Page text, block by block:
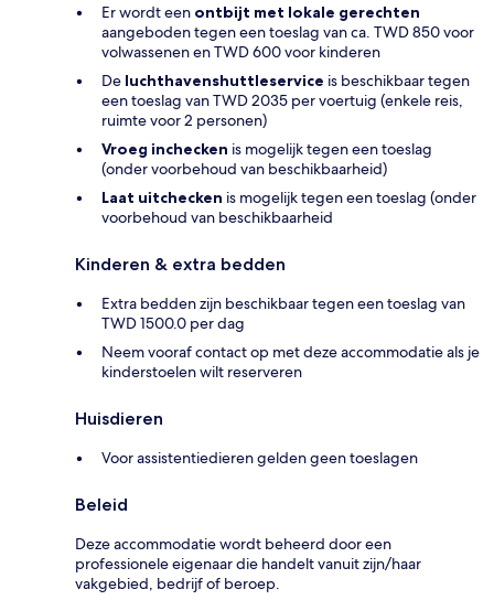
Er wordt een ontbijt met lokale gerechten
aangeboden tegen een toeslag van ca. TWD 850 voor
volwassenen en TWD 600 voor kinderen
De luchthavenshuttleservice is beschikbaar tegen
een toeslag van TWD 2035 per voertuig (enkele reis,
ruimte voor 2 personen)
Vroeg inchecken is mogelijk tegen een toeslag
(onder voorbehoud van beschikbaarheid)
Laat uitchecken is mogelijk tegen een toeslag (onder
voorbehoud van beschikbaarheid
Kinderen & extra bedden
Extra bedden zijn beschikbaar tegen een toeslag van
TWD 1500.0 per dag
Neem vooraf contact op met deze accommodatie als je
kinderstoelen wilt reserveren
Huisdieren
Voor assistentiedieren gelden geen toeslagen
Beleid
Deze accommodatie wordt beheerd door een
professionele eigenaar die handelt vanuit zijn/haar
vakgebied, bedrijf of beroep.